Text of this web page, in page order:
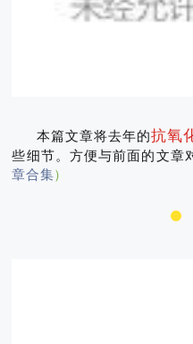
本篇文章将去年的抗氧
些细节。方便与前面的文章
章合集）